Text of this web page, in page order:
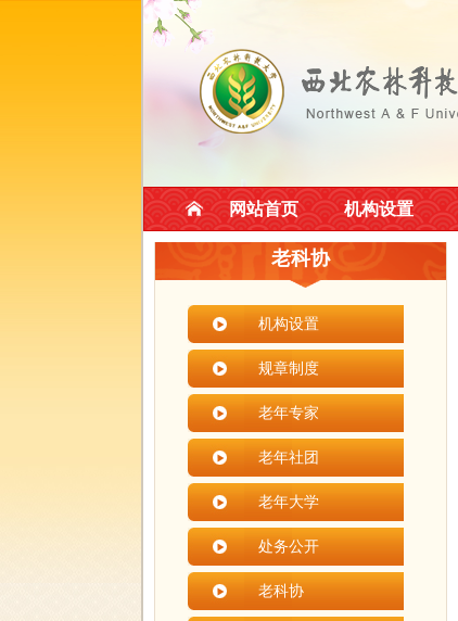
网站首页 机构设置
老科协
机构设置
规章制度
老年专家
老年社团
老年大学
处务公开
老科协